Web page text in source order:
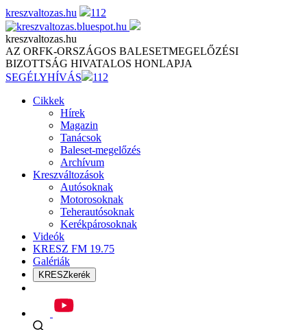
Skip
to
content
kreszvaltozas.hu 112
kreszvaltozas.hu
AZ ORFK-ORSZÁGOS BALESETMEGELŐZÉSI
BIZOTTSÁG HIVATALOS HONLAPJA
SEGÉLYHÍVÁS
112
Cikkek
Hírek
Magazin
Tanácsok
Baleset-megelőzés
Archívum
Kreszváltozások
Autósoknak
Motorosoknak
Teherautósoknak
Kerékpárosoknak
Videók
KRESZ FM 19.75
Galériák
KRESZkerék